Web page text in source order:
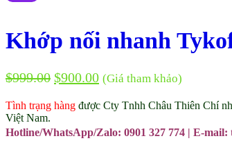
Khớp nối nhanh
$999.00 $900.00 (Giá tham khảo)
Tình trạng hàng được Cty Tnhh Châu Thiên Chí
Việt Nam.
Hotline/WhatsApp/Zalo: 0901 327 774 | E-